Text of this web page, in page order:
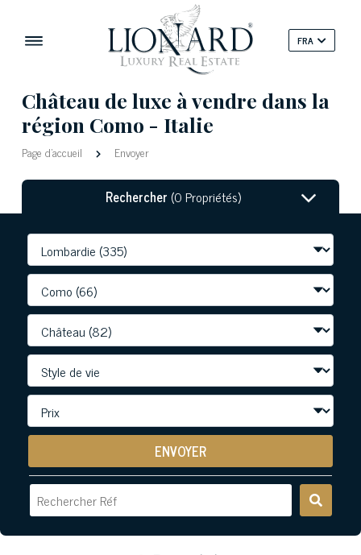
FRA
Château de luxe à vendre dans la
région Como - Italie
Page d'accueil Envoyer
Rechercher (0 Propriétés)
ENVOYER